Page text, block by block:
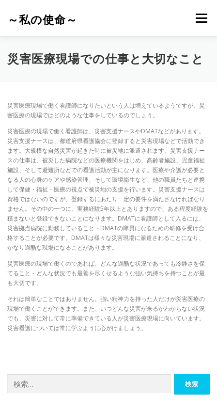
～私の使命～ メニュー
災害医療現場での仕事と大切なこと
災害医療現場で働く看護師になりたいという人は増えているようですが、災
害医療の現場ではどのような仕事をしているのでしょう。
災害医療の現場で働く看護師は、災害支援ナースやDMATなどがあります。
災害支援ナースは、都道府県看護協会に登録すると災害現場などで活動でき
ます。大規模な自然災害が起きた時に被災地に派遣されます。災害支援ナー
スの仕事は、被災した病院などの医療機関をはじめ、高齢者施設、児童福祉
施設、そして避難所などでの看護活動が主になります。医療や介護が必要と
なる人の心身のケアや感染管理、そして環境衛生など、他の職員たちと連携
して保健・福祉・医療の視点で被災地の支援を行います。災害支援ナースは
資格ではないのですが、登録するにあたり一定の要件を満たさなければなり
ません。その中の一つに、実務経験5年以上とありますので、ある程度経験を
積まないと登録できないことになります。DMATに看護師として入るには、
災害拠点病院に勤務していること・DMATの隊員になるための研修を受け合
格することが必要です。DMATは様々な災害現場に派遣されることになり、
かなり過酷な現場になることがあります。
災害医療の現場で働くのであれば、どんな過酷な状況であっても冷静さを保
てること・どんな状況でも最善を尽くせるような強い気持ちを持つことが最
も大切です。
それは簡単なことではありません。強い精神力を持った人だけが災害医療の
現場で働くことができます。また、いつどんな災害が来るかわからない状況
でも、災害に対して常に準備できている人が災害医療現場に向いています。
災害看護については常に学ぶように心がけましょう。
索: